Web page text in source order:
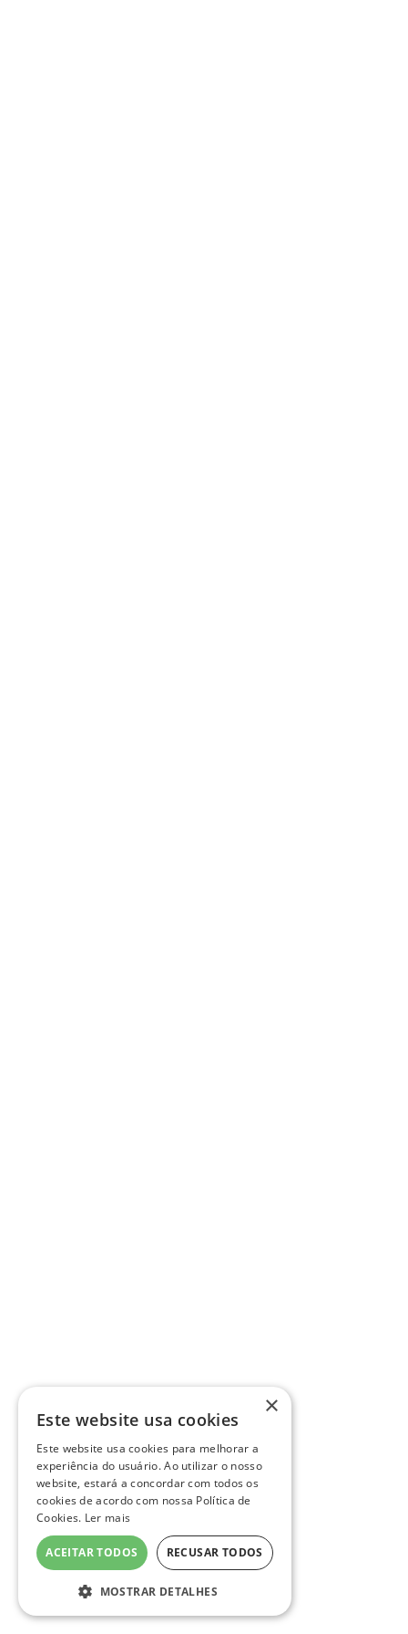
×
Este website usa cookies
Este website usa cookies para melhorar a
experiência do usuário. Ao utilizar o nosso
website, estará a concordar com todos os
cookies de acordo com nossa Política de
Cookies. Ler mais
ACEITAR TODOS RECUSAR TODOS
MOSTRAR DETALHES